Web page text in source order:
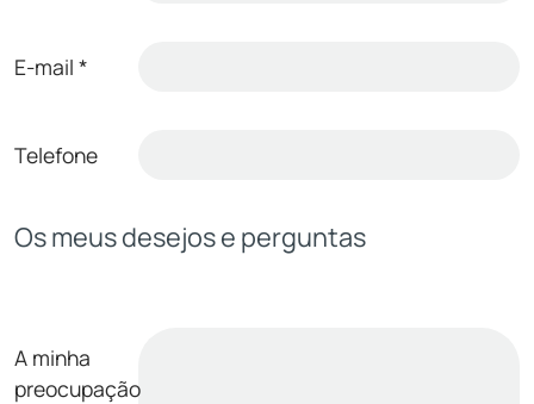
E-mail *
Telefone
Os meus desejos e perguntas
A minha
preocupação